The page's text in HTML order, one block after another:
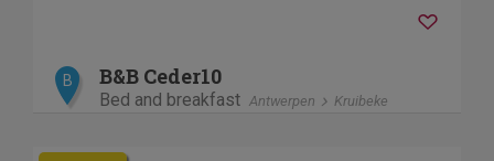
B B&B Ceder10
Bed and breakfast Antwerpen Kruibeke